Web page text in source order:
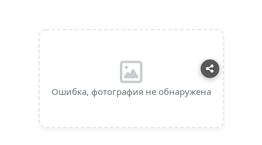
Ошибка, фотография не обнаружена